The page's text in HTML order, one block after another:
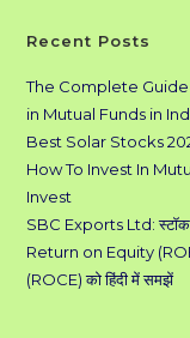
Recent Posts
The Complete
in Mutual Funds in
Best Solar Stocks
How To Invest In
Invest
SBC Exports Ltd:
Return on Equity
(ROCE) को हिंदी में समझें